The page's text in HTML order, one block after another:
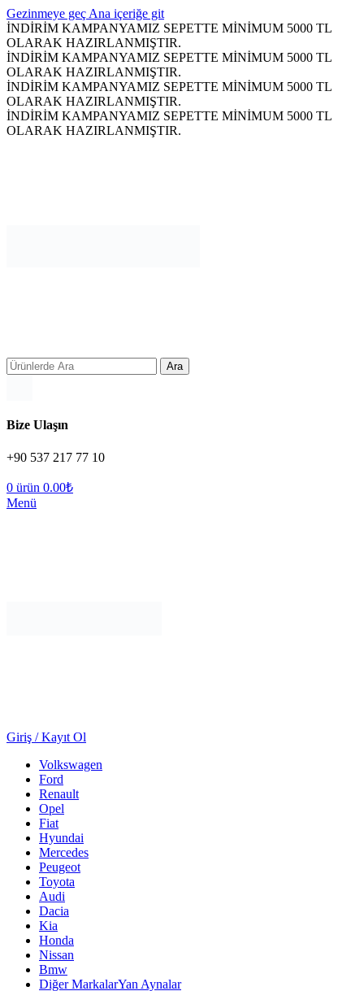
Gezinmeye geç Ana içeriğe git
İNDİRİM KAMPANYAMIZ SEPETTE MİNİMUM 5000 TL
OLARAK HAZIRLANMIŞTIR.
İNDİRİM KAMPANYAMIZ SEPETTE MİNİMUM 5000 TL
OLARAK HAZIRLANMIŞTIR.
İNDİRİM KAMPANYAMIZ SEPETTE MİNİMUM 5000 TL
OLARAK HAZIRLANMIŞTIR.
İNDİRİM KAMPANYAMIZ SEPETTE MİNİMUM 5000 TL
OLARAK HAZIRLANMIŞTIR.
Ara
Bize Ulaşın
+90 537 217 77 10
0 ürün 0.00₺
Menü
Giriş / Kayıt Ol
Volkswagen
Ford
Renault
Opel
Fiat
Hyundai
Mercedes
Peugeot
Toyota
Audi
Dacia
Kia
Honda
Nissan
Bmw
Diğer MarkalarYan Aynalar